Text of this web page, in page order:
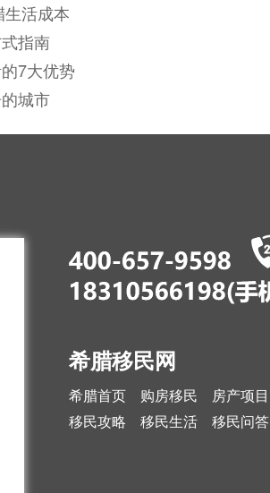
活成本
指南
7大优势
城市
希腊移民网
希腊首页 购房移民 房产项目
移民攻略
移民生活 移民问答